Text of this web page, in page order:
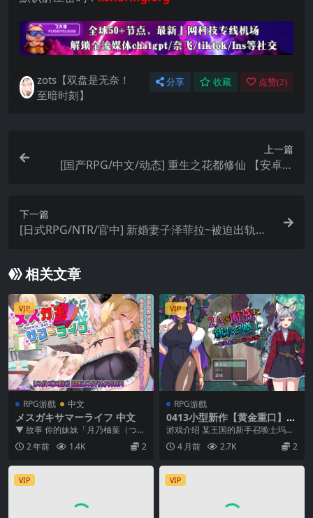
zots【双盘是无奈！
至暗时刻】
分享 收藏 点赞(2)
上一篇
[国产RPG/中文/动态] 重生之花都修仙 【安卓直
下一篇
[日式RPG/NTR/官中] 新婚妻子泽菲拉~被迫出轨的
相关文章
VIP
RPG游戲 中文
メスガキサマーライフ 中文
▼ 故事 你的妹妹「月乃柚葉（つき
の ゆずは）」是文武兩全的優等
生。平凡的你因為...
2 年前 1.4K 2
VIP
RPG游戲
0413小型新作【黄金重口】两
名魔族与新手召唤士～沉睡之
腹与低吟之腹～2人の魔族と
新米召喚士～眠るお腹と唸る
游戏介绍 某王国的新手召唤士玛德
拉 成功与两名上级魔族缔结契约，
开始踏上宫廷魔导...
4 月前 2.7K 2
VIP VIP